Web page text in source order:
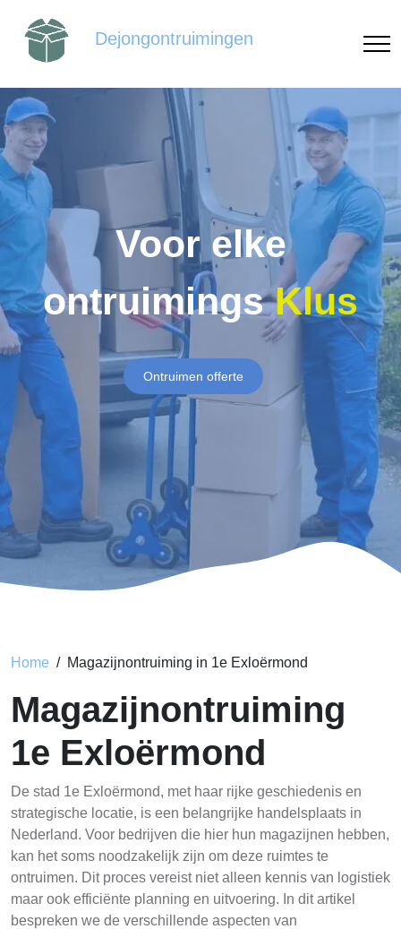
Dejongontruimingen
Voor elke
ontruimingsKlus
Ontruimen offerte
Home Magazijnontruiming in 1e Exloërmond
Magazijnontruiming
1e Exloërmond
De stad 1e Exloërmond, met haar rijke geschiedenis en
strategische locatie, is een belangrijke handelsplaats in
Nederland. Voor bedrijven die hier hun magazijnen hebben,
kan het soms noodzakelijk zijn om deze ruimtes te
ontruimen. Dit proces vereist niet alleen kennis van logistiek
maar ook efficiënte planning en uitvoering. In dit artikel
bespreken we de verschillende aspecten van